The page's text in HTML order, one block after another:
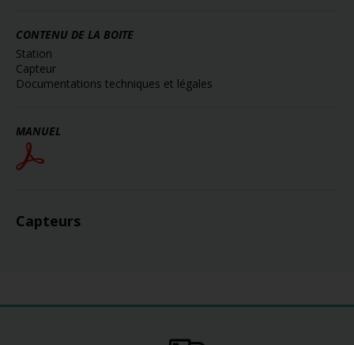
CONTENU DE LA BOITE
Station
Capteur
Documentations techniques et légales
MANUEL
Capteurs